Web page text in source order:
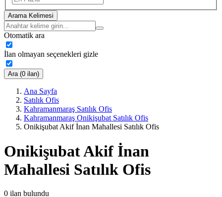
Arama Kelimesi
Otomatik ara
İlan olmayan seçenekleri gizle
Ara (0 ilan)
Ana Sayfa
Satılık Ofis
Kahramanmaraş Satılık Ofis
Kahramanmaraş Onikişubat Satılık Ofis
Onikişubat Akif İnan Mahallesi Satılık Ofis
Onikişubat Akif İnan
Mahallesi Satılık Ofis
0 ilan bulundu